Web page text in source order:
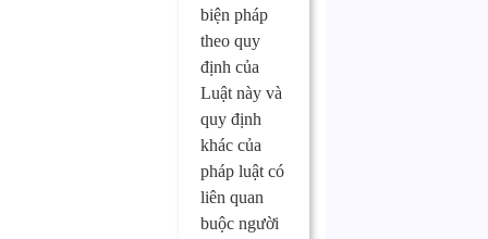
biện pháp
theo quy
định của
Luật này và
quy định
khác của
pháp luật có
liên quan
buộc người